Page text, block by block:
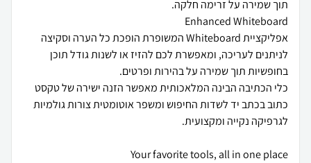
אפליקציית Whiteboard המשופרת הופכת כל הערה וסקיצה
לניתנים לעריכה, ומאפשרת לכם להזיז או לשנות גודל תוכן
כלי הכתיבה הבינה המלאכותית מאפשר הזנה ישירה של טקסט
כתוב בכתב יד לשדות החיפוש ומשפר אוטומטית צורות גולמיות